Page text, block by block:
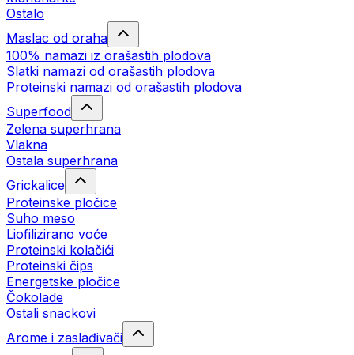
Ostalo
Maslac od oraha
100% namazi iz orašastih plodova
Slatki namazi od orašastih plodova
Proteinski namazi od orašastih plodova
Superfood
Zelena superhrana
Vlakna
Ostala superhrana
Grickalice
Proteinske pločice
Suho meso
Liofilizirano voće
Proteinski kolačići
Proteinski čips
Energetske pločice
Čokolade
Ostali snackovi
Arome i zaslađivači